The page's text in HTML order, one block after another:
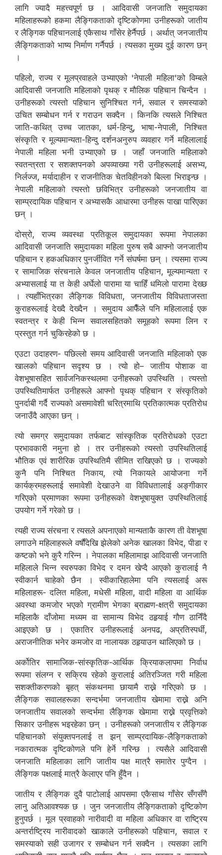
लागि ज्यादै महत्त्वपूर्ण छ । आदिवासी जनजाति समुदायका
महिलाहरूको हकमा लैङ्गिकताको दृष्टिकोणमा उनीहरूको जातीय
र लैङ्गिक पहिचानलाई एकैसाथ गाँसेर हेर्नैपर्छ । अर्थात् जनजातीय
लैङ्गिकताको भाष्य निर्माण गर्नैपर्छ । त्यसका मुख्य दुई कारण छन्
।
पहिलो, राज्य र मूलप्रवाहले उभ्याएको 'नेपाली महिला'को विम्बले
आदिवासी जनजाति महिलाको पृथक् र मौलिक पहिचान चिन्दैन ।
उनीहरूको त्यस्तो पहिचान सुनिश्चित गर्न, सवाल र समस्याको
उचित सम्बोधन गर्न र गराउन सक्दैन । किनकि त्यसले निश्चित
जाति-कथित् उच्च जातका, धर्म-हिन्दु, भाषा-नेपाली, निश्चित
संस्कृति र मूल्यमान्यता-हिन्दु दर्शनअनुरुप व्यवहार गर्ने महिलालाई
नेपाली महिला भनी उभ्याएको छ । जहाँ जनजाति महिलाको
स्वतन्त्रता र सशक्तपनको अपव्याख्या गरी उनीहरूलाई असभ्य,
निर्लज्ज, मर्यादाहीन र राजनीतिक चेतविहीनको बिल्ला भिराइन्छ ।
नेपाली महिलाको त्यस्तो छविभित्र उनीहरूको जनजातीय वा
साम्प्रदायिक पहिचान र अभ्यासकै आधारमा उनीहरू पाखा पारिएका
छन् ।
दोस्रो, राज्य व्यवस्था प्रतिकूल समुदायका रूपमा नेपालका
आदिवासी जनजाति समुदायका महिला पुरुष सबै आफ्नो जनजातीय
पहिचान र हकअधिकार पुनर्जीवित गर्ने संघर्षमा छन् । त्यसमा राज्य
र सामाजिक संरचनाले केवल जनजातीय पहिचान, मूल्यमान्यता र
अभ्यासलाई या त केही अर्घेलो पारामा या चाहिँ धमिलो पारामा देख्छ
। त्यहाँभित्रका लैङ्गिक विविधता, जनजातीय विविधताजस्ता
कुराहरूलाई देख्दै देख्दैन । समुदाय आफैँले पनि महिलालाई एक
स्वतन्त्र र केही भिन्न सवालसहितको समूहको रूपमा लिन र
प्रस्तुत गर्न चुकिरहेको छ ।
एउटा उदाहरण- पछिल्लो समय आदिवासी जनजाति महिलाको एक
खालको पहिचान सदृश्य छ । त्यो हो– जातीय पोशाक वा
वेशभूषासहित सार्वजनिकस्थलमा उनीहरूको उपस्थिति । त्यस्तो
उपस्थितिमार्फत उनीहरूले आफ्नो पृथक् पहिचान र संस्कृतिको
पुनर्दाबी गर्दै राज्यको असमावेशी चरित्रमाथि प्रतिकात्मक प्रतिरोध
जनाउँदै आएका छन् ।
त्यो समग्र समुदायका तर्फबाट सांस्कृतिक प्रतिरोधको एउटा
प्रभावकारी नमुना हो । तर उनीहरूको त्यस्तो उपस्थितिलाई
भौतिक एवं शारीरिक उपस्थितिमै सीमित राखिएको छ । राज्यको
कुनै पनि निश्चित निकाय, त्यो निकायले आयोजना गर्ने
कार्यक्रमहरूलाई समावेशी देखाउने वा विविधतालाई अङ्गीकार
गरिएको प्रमाणका रूपमा उनीहरूको वेशभूषायुक्त उपस्थितिलाई
उपयोग गर्ने गरेको छ ।
त्यही राज्य संरचना र त्यसले अपनाएको मान्यताकै कारण ती वेशभूषा
लगाउने महिलाहरूले वर्षौंदेखि झेलेको अनेक खालका विभेद, पीडा र
कष्टको भने कुरै गरिन्न । नेपालका महिलामाझ आदिवासी जनजाति
महिलाले भिन्न स्वरुपका विभेद र दमन खेप्दै आएको कुरालाई नै
स्वीकार्न चाहेको छैन । स्वीकारिहालेमा पनि त्यसलाई अरू
महिलाहरू- दलित महिला, मधेसी महिला, वादी महिला वा आर्थिक
अवस्था कमजोर भएको ग्रामीण भेगका ब्राह्मण-क्षत्री समुदायका
महिलाकै दाँजोमा मध्यम वा सामान्य विभेद ठहर्‍याई गौण ठानिँदै
आइएको छ । एकातिर उनीहरूलाई अनपढ, अप्रतिस्पर्धी,
अराजनीतिक भनेर कमजोर वा नालायक ठहर्‍याउन थालिएको छ ।
अर्कोतिर सामाजिक-सांस्कृतिक-आर्थिक क्रियाकलापमा निर्वाध
रूपमा संलग्न र सक्रिय रहेको कुरालाई अतिरञ्जित गरी महिला
सशक्तीकरणको बृहत् संकथनमा छायामै राख्ने गरिएको छ ।
लैङ्गिक सवालहरूका सन्दर्भमा जनजातीय खेमामा राख्ने अनि
जनजातीय सवालको सन्दर्भमा लैङ्गिक खेमामा राख्ने प्रवृत्तिको
सिकार उनीहरू भइरहेका छन् । उनीहरूको जनजातीय र लैङ्गिक
पहिचानको संयुक्तपनलाई त झन् साम्प्रदायिक-लैङ्गिकताको
नकारात्मक दृष्टिकोणले पनि हेर्ने गरिन्छ । त्यसैले आदिवासी
जनजाति महिलाका लागि जातीय पक्ष मात्रै समातेर पुग्दैन ।
लैङ्गिक पक्षलाई मात्रै केलाएर पनि हुँदैन ।
जातीय र लैङ्गिक दुवै पाटोलाई आपसमा एकैसाथ गाँसेर सँगसँगै
लानु अतिआवश्यक छ । जुन जनजातीय लैङ्गिकताको दृष्टिकोण
हुनुपर्छ । मूल प्रवाहको नारीवादी वा महिला अधिकार वा राष्ट्रिय
अन्तर्राष्ट्रिय नारीवादको खाकाले उनीहरूको पहिचान, सवाल र
समस्याको सही उजागर र सम्बोधन गर्न सक्दैन । त्यसका लागि